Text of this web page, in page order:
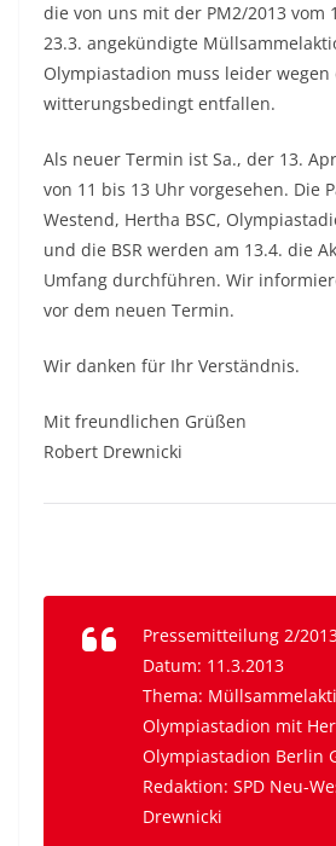
die von uns mit der PM2/2013 vom
23.3. angekündigte
Olympiastadion muss leider wegen
witterungsbedingt entfallen.
Als neuer Termin ist Sa., der 13.
von 11 bis 13 Uhr vorgesehen. Die
Westend, Hertha BSC,
und die BSR werden am 13.4. die
Umfang durchführen. Wir
vor dem neuen Termin.
Wir danken für Ihr Verständnis.
Mit freundlichen Grüßen
Robert Drewnicki
Pressemitteilung 2/
Datum: 11.3.2013
Thema:
Olympiastadion mit
Olympiastadion Berlin
Redaktion: SPD Neu-
Drewnicki